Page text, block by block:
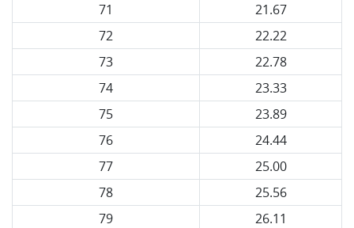
71
21.67
72
22.22
73
22.78
74
23.33
75
23.89
76
24.44
77
25.00
78
25.56
79
26.11